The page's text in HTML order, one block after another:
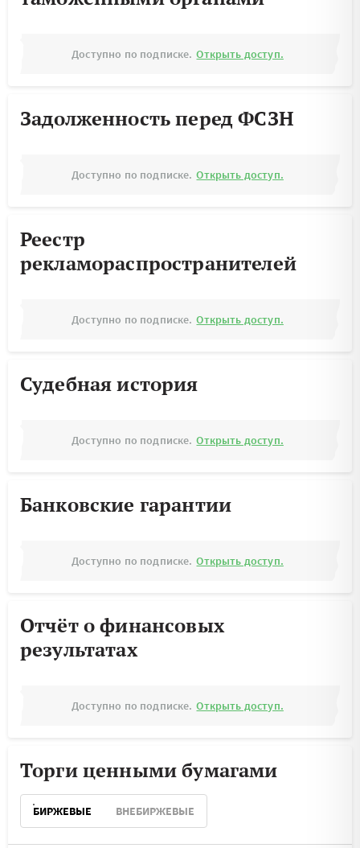
Доступно по подписке. Открыть доступ.
Задолженность перед ФСЗН
Доступно по подписке. Открыть доступ.
Реестр
рекламораспространителей
Доступно по подписке. Открыть доступ.
Судебная история
Доступно по подписке. Открыть доступ.
Банковские гарантии
Доступно по подписке. Открыть доступ.
Отчёт о финансовых
результатах
Доступно по подписке. Открыть доступ.
Торги ценными бумагами
БИРЖЕВЫЕ ВНЕБИРЖЕВЫЕ